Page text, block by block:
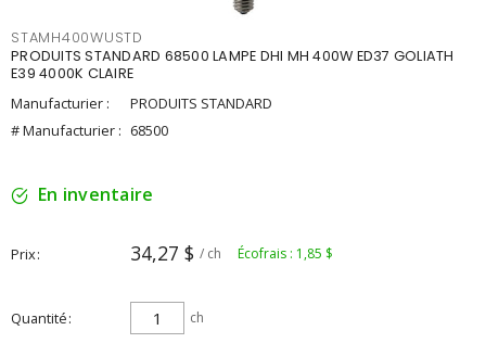
STAMH400WUSTD
PRODUITS STANDARD 68500 LAMPE DHI MH 400W ED37 GOLIATH
E39 4000K CLAIRE
Manufacturier :
PRODUITS STANDARD
# Manufacturier : 68500
En inventaire
Prix 34,27 $ / ch Écofrais : 1,85 $
Quantité ch